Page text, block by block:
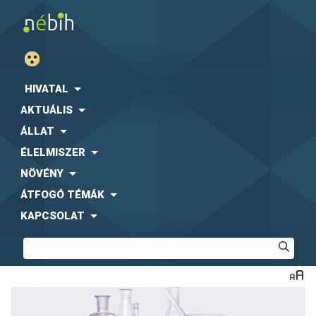
HIVATAL
AKTUÁLIS
ÁLLAT
ÉLELMISZER
NÖVÉNY
ÁTFOGÓ TÉMÁK
KAPCSOLAT